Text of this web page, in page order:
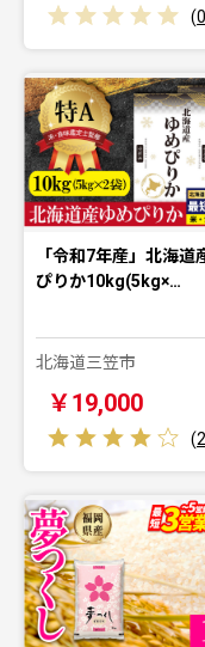
(0
「令和7年産」北海道
ぴりか10kg(5kg×…
北海道三笠市
￥19,000
(2